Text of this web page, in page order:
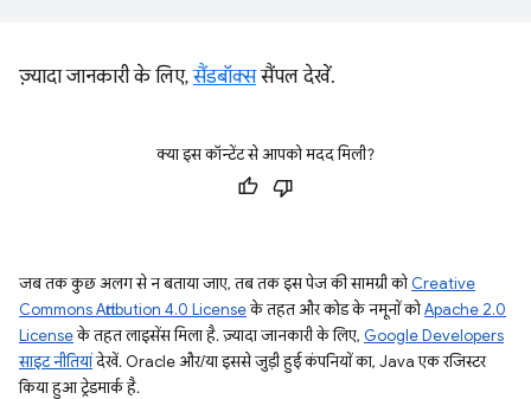
ज़्यादा जानकारी के लिए,सैंडबॉक्ससैंपल देखें.
क्या इस कॉन्टेंट से आपको मदद मिली?
जब तक कुछ अलग से न बताया जाए, तब तक इस पेज की सामग्री कोCreative
Commons Attribution 4.0 Licenseके तहत और कोड के नमूनों कोApache 2.0
Licenseके तहत लाइसेंस मिला है. ज़्यादा जानकारी के लिए, Google Developers
साइट नीतियांदेखें. Oracle और/या इससे जुड़ी हुई कंपनियों का, Java एक रजिस्टर
किया हुआ ट्रेडमार्क है.